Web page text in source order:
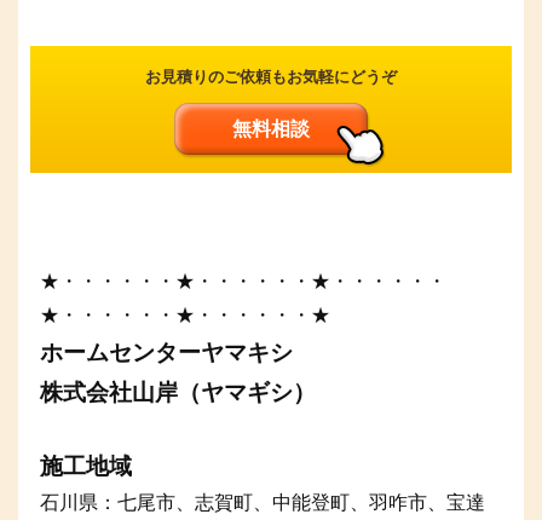
お見積りのご依頼もお気軽にどうぞ
無料相談
★・・・・・・★・・・・・・★・・・・・・
★・・・・・・★・・・・・・★
ホームセンターヤマキシ
株式会社山岸（ヤマギシ）
施工地域
石川県：七尾市、志賀町、中能登町、羽咋市、宝達